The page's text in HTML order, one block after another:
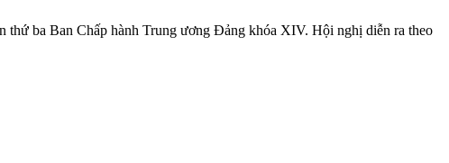
ba Ban Chấp hành Trung ương Đảng khóa XIV. Hội nghị diễn ra theo